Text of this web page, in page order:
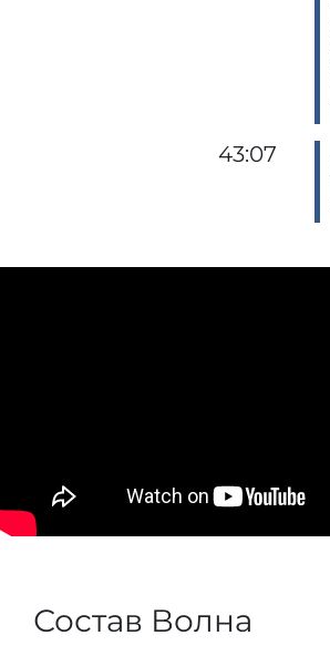
43:07
Состав Волна